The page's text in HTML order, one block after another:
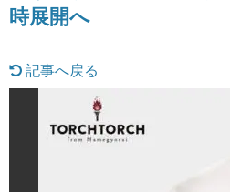
時展開へ
記事へ戻る